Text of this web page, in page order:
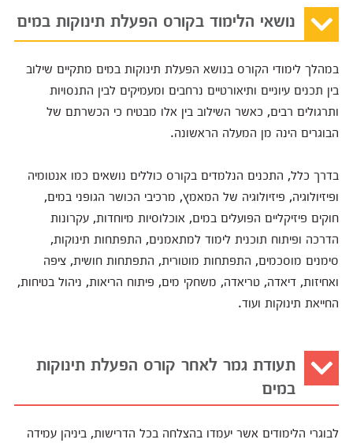
נושאי הלימוד בקורס הפעלת תינוקות במים
במהלך לימודי הקורס בנושא הפעלת תינוקות במים מתקיים שילוב
בין תכנים עיוניים ותיאורטיים נרחבים ומעמיקים לבין התנסויות
ותרגולים רבים, כאשר השילוב בין אלו מבטיח כי הכשרתם של
הבוגרים הינה מן המעלה הראשונה.
בדרך כלל, התכנים הנלמדים בקורס כוללים נושאים כמו אנטומיה
ופיזיולוגיה, פיזיולוגיה של המאמץ, מרכיבי הכושר הגופני במים,
חוקים פיזיקליים הפועלים במים, אוכלוסיות מיוחדות, עקרונות
הדרכה ופיתוח תוכנית לימוד למתאמנים, התפתחות תינוקות,
סימנים מוסכמים, התפתחות מוטורית, התפתחות חושית, ציפה
ואחיזות, דיאדה, טריאדה, משחקי מים, פיתוח הריאות, ניהול בטיחות,
החייאת תינוקות ועוד.
תעודת גמר לאחר קורס הפעלת תינוקות
במים
לבוגרי הלימודים אשר יעמדו בהצלחה בכל הדרישות, ביניהן עמידה